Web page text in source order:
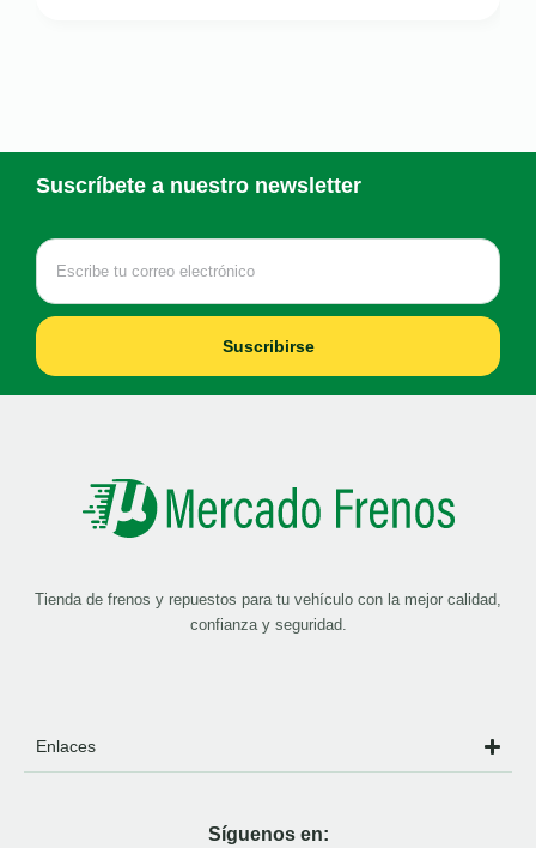
Suscríbete a nuestro newsletter
Suscribirse
Tienda de frenos y repuestos para tu vehículo con la mejor calidad,
confianza y seguridad.
Enlaces
Síguenos en: